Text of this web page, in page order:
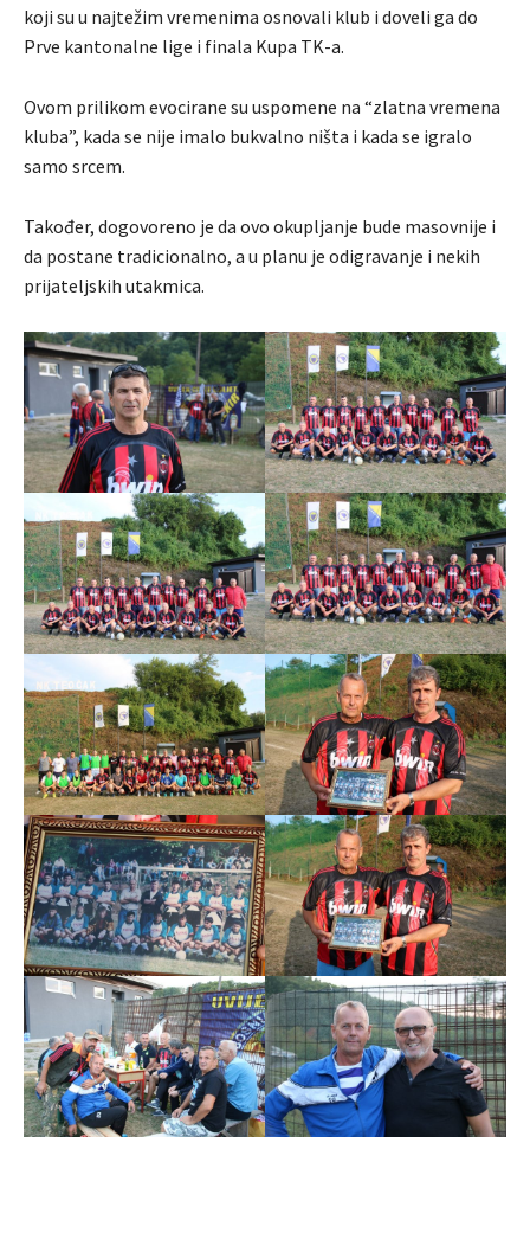
koji su u najtežim vremenima osnovali klub i doveli ga do
Prve kantonalne lige i finala Kupa TK-a.
Ovom prilikom evocirane su uspomene na “zlatna vremena
kluba”, kada se nije imalo bukvalno ništa i kada se igralo
samo srcem.
Također, dogovoreno je da ovo okupljanje bude masovnije i
da postane tradicionalno, a u planu je odigravanje i nekih
prijateljskih utakmica.